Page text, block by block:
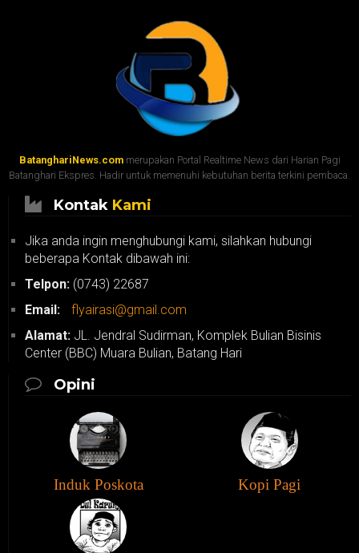
BatanghariNews.commerupakan Portal Realtime News dari Harian Pagi
Batanghari Ekspres. Hadir untuk memenuhi kebutuhan berita terkini pembaca.
Kontak Kami
Jika anda ingin menghubungi kami, silahkan hubungi
beberapa Kontak dibawah ini:
Telpon: (0743) 22687
Email:
flyairasi@gmail.com
Alamat: JL. Jendral Sudirman, Komplek Bulian Bisinis
Center (BBC) Muara Bulian, Batang Hari
Opini
Induk Poskota Kopi Pagi